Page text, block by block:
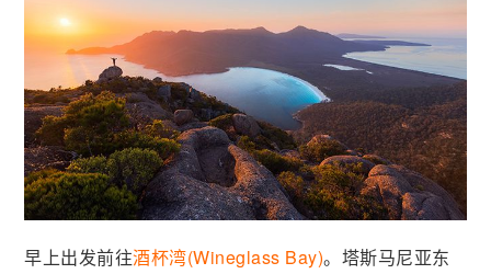
早上出发前往酒杯湾(Wineglass Bay)。塔斯马尼亚东